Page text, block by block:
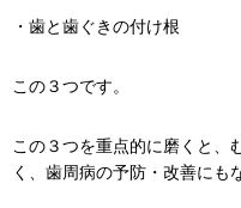
・歯と歯ぐきの付け根
この３つです。
この３つを重点的に磨くと、
く、歯周病の予防・改善にも